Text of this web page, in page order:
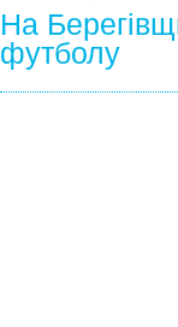
На
футболу